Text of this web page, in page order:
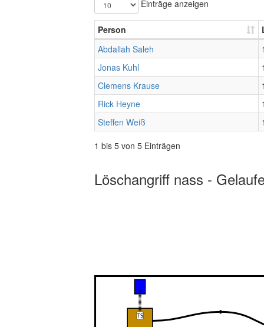
Einträge anzeigen
Person
Abdallah Saleh
Jonas Kuhl
Clemens Krause
Rick Heyne
Steffen Weiß
1 bis 5 von 5 Einträgen
Löschangriff nass -